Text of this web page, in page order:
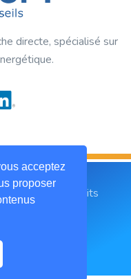
acceptez
proposer
directe, spécialisé sur
Tous droits